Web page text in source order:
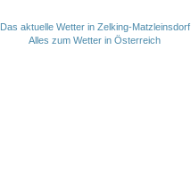
Das aktuelle Wetter in Zelking-Matzleinsdorf
Alles zum Wetter in Österreich